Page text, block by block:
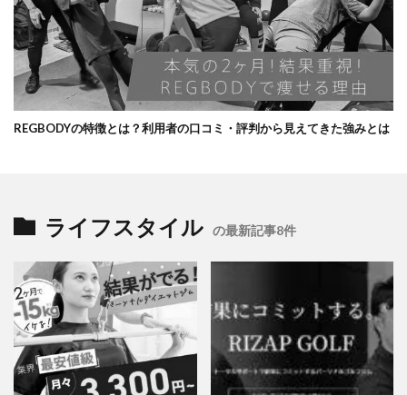
REGBODYの特徴とは？利用者の口コミ・評判から見えてきた強みとは
ライフスタイル の最新記事8件